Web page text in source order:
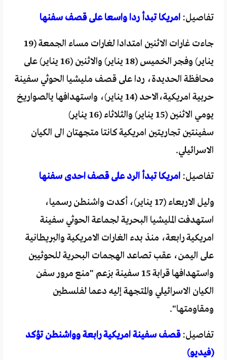
تفاصيل: امريكا تبدأ ردا واسعا على قصف سفنها
جاءت غارات الاثنين امتدادا لغارات مساء الجمعة (19
يناير) وفجر الخميس (18 يناير) والاثنين (16 يناير) على
محافظة الحديدة، ردا على قصف مليشيا الحوثي سفينة
حربية امريكية،الاحد (14 يناير)، واستهدافها يالصواريخ
يومي الاثنين (15 يناير) والثلاثاء (16 يناير)
سفينتين تجاريتين امريكية كانتا متجهتان الى الكيان
الاسرائيلي.
تفاصيل: امريكا تبدأ الرد على قصف احدى سفنها
وليل الاربعاء (17 يناير)، أكدت واشنطن رسميا،
استهدفت المليشيا البحرية لجماعة الحوثي سفينة
امريكية رابعة، منذ بدء الغارات الامريكية والبريطانية
على اليمن، عقب تصاعد الهجمات البحرية للحوثيين
واستهدافها قرابة 15 سفينة بزعم "منع مرور سفن
الكيان الاسرائيلي والمتجهة إليه دعما لفلسطين
ومقاومتها".
تفاصيل:قصف سفينة امريكية رابعة وواشنطن تؤكد
(فيديو)